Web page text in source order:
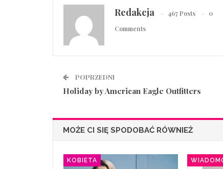
Redakcja 467 Posts
0
Comments
POPRZEDNI
Holiday by American Eagle Outfitters
MOŻE CI SIĘ SPODOBAĆ RÓWNIEŻ
KOBIETA